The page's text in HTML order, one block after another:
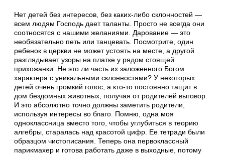
Нет детей без интересов, без каких-либо склонностей —
всем людям Господь дает таланты. Просто не всегда они
соотносятся с нашими желаниями. Дарование — это
необязательно петь или танцевать. Посмотрите, один
ребенок в церкви не может устоять на месте, а другой
разглядывает узоры на платке у рядом стоящей
прихожанки. Не это ли часть их заложенного Богом
характера с уникальными склонностями? У некоторых
детей очень громкий голос, а кто-то постоянно тащит в
дом бездомных животных, получая от родителей выговор.
И это абсолютно точно должны заметить родители,
используя интересы во благо. Помню, одна моя
одноклассница вместо того, чтобы углубиться в теорию
алгебры, старалась над красотой цифр. Ее тетради были
образцом чистописания. Теперь она первоклассный
парикмахер и готова работать даже в выходные, потому